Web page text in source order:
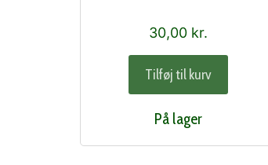
30,00 kr.
Tilføj til kurv
På lager